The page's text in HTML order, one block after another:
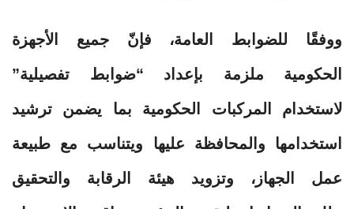
ووفقًا للضوابط العامة، فإنّ جميع الأجهزة
الحكومية ملزمة بإعداد “ضوابط تفصيلية”
لاستخدام المركبات الحكومية بما يضمن ترشيد
استخدامها والمحافظة عليها ويتناسب مع طبيعة
عمل الجهاز، وتزويد هيئة الرقابة والتحقيق